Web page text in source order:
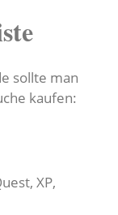
sollte man
kaufen:
XP,